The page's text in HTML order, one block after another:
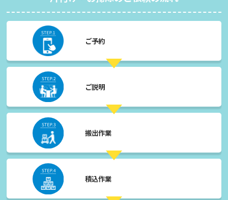
ご予約
ご説明
搬出作業
積込作業